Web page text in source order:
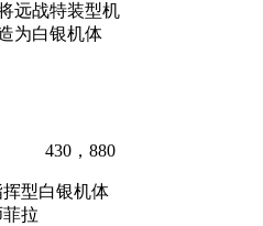
远战特装型机
为白银机体
430，880
型白银机体
拉